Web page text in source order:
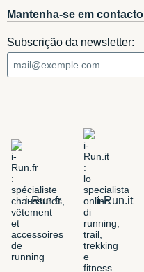
Mantenha-se em contacto
Subscrição da newsletter:
i-Run.fr i-Run.it